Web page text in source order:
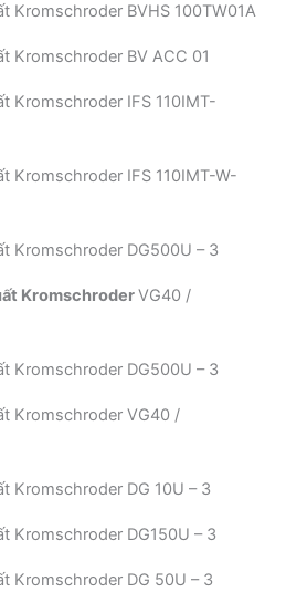
Kromschroder BVHS 100TW01A
Kromschroder BV ACC 01
Kromschroder IFS 110IMT-
Kromschroder IFS 110IMT-W-
Kromschroder DG500U – 3
KromschroderVG40 /
Kromschroder DG500U – 3
Kromschroder VG40 /
Kromschroder DG 10U – 3
Kromschroder DG150U – 3
Kromschroder DG 50U – 3